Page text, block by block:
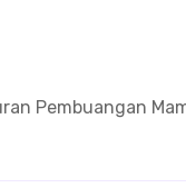
Pembuangan